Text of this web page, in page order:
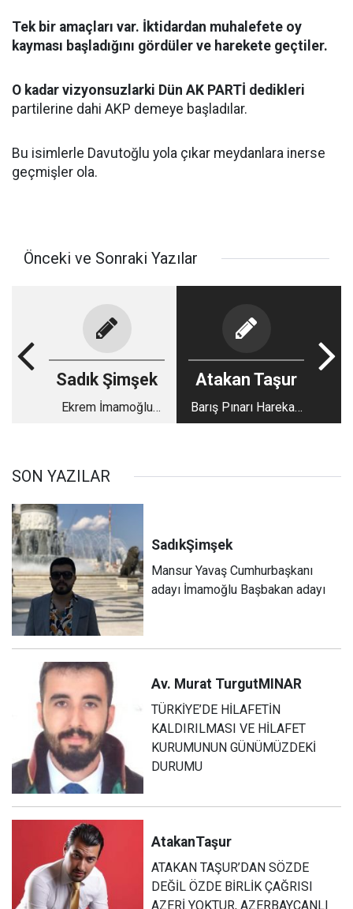
Tek bir amaçları var. İktidardan muhalefete oy
kayması başladığını gördüler ve harekete geçtiler.
O kadar vizyonsuzlarki Dün AK PARTİ dedikleri
partilerine dahi AKP demeye başladılar.
Bu isimlerle Davutoğlu yola çıkar meydanlara inerse
geçmişler ola.
Önceki ve Sonraki Yazılar
Sadık Şimşek
Ekrem İmamoğlu
Atakan Taşur
Barış Pınarı Harekatı
Güç Göstergesidir
SON YAZILAR
SadıkŞimşek
Mansur Yavaş Cumhurbaşkanı
adayı İmamoğlu Başbakan adayı
Av. Murat TurgutMINAR
TÜRKİYE’DE HİLAFETİN
KALDIRILMASI VE HİLAFET
KURUMUNUN GÜNÜMÜZDEKİ
DURUMU
AtakanTaşur
ATAKAN TAŞUR’DAN SÖZDE
DEĞİL ÖZDE BİRLİK ÇAĞRISI
AZERİ YOKTUR, AZERBAYCANLI